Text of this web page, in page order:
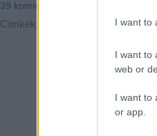
I want to
I want to
web or
I want to
or app.
39 komment
Címkék: film